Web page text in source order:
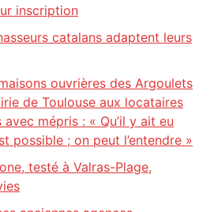
inscription
catalans adaptent leurs
ouvrières des Argoulets
de Toulouse aux locataires
mépris : « Qu’il y ait eu
possible ; on peut l’entendre »
testé à Valras-Plage,